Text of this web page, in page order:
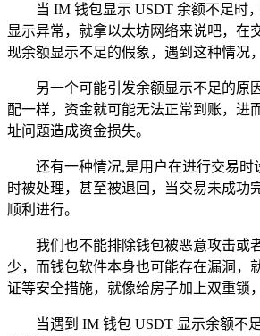
当 IM 钱包显示 USDT 余额不足时
显示异常，就拿以太坊网络来说吧，在
现余额显示不足的假象，遇到这种情况
另一个可能引发余额显示不足的原
配一样，资金就可能无法正常到账，进
址问题造成资金损失。
还有一种情况,是用户在进行交易
时被处理，甚至被退回，当交易未成功
顺利进行。
我们也不能排除钱包被恶意攻击或
少，而钱包软件本身也可能存在漏洞，
证等安全措施，就像给房子加上双重锁
当遇到 IM 钱包 USDT 显示余额不